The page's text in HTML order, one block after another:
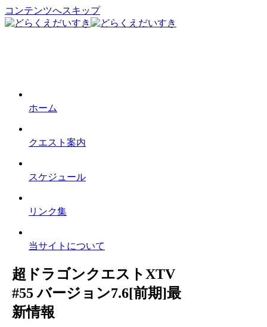
コンテンツへスキップ
ホーム
クエスト案内
スケジュール
リンク集
当サイトについて
超ドラゴンクエストXTV
#55 バージョン7.6[前期]最
新情報